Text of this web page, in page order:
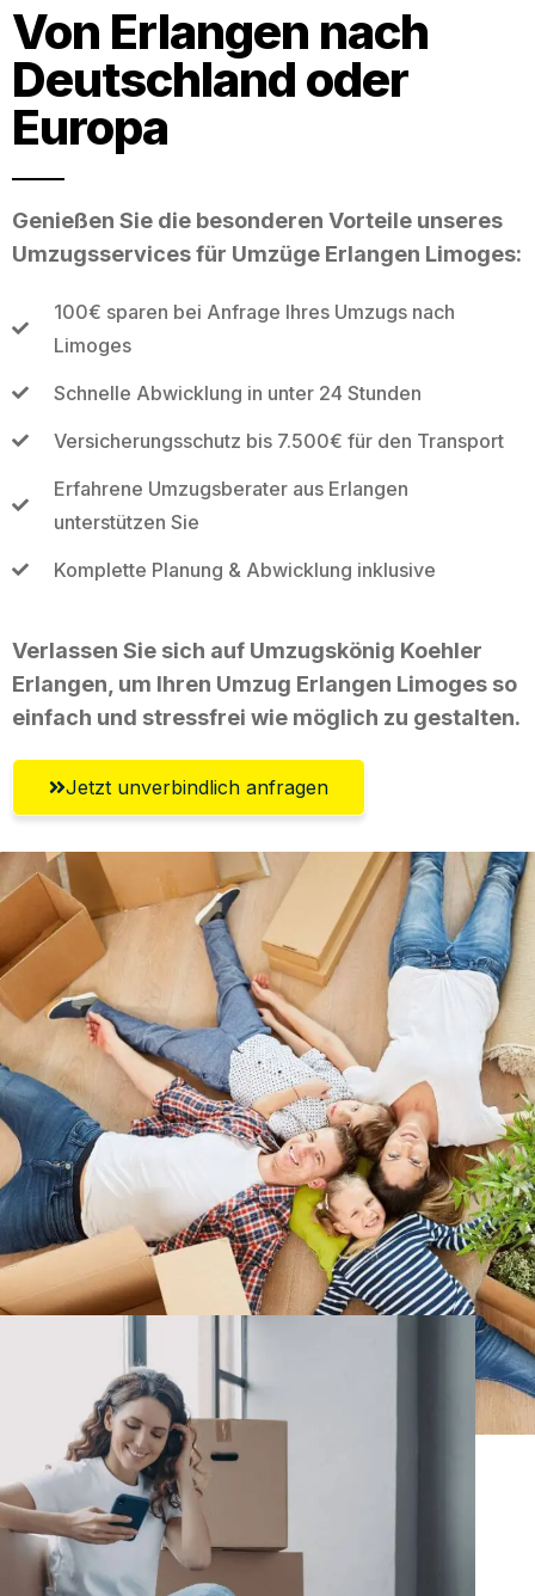
Von Erlangen nach
Deutschland oder
Europa
Genießen Sie die besonderen Vorteile unseres
Umzugsservices für Umzüge Erlangen Limoges:
100€ sparen bei Anfrage Ihres Umzugs nach
Limoges
Schnelle Abwicklung in unter 24 Stunden
Versicherungsschutz bis 7.500€ für den Transport
Erfahrene Umzugsberater aus Erlangen
unterstützen Sie
Komplette Planung & Abwicklung inklusive
Verlassen Sie sich auf Umzugskönig Koehler
Erlangen, um Ihren Umzug Erlangen Limoges so
einfach und stressfrei wie möglich zu gestalten.
Jetzt unverbindlich anfragen